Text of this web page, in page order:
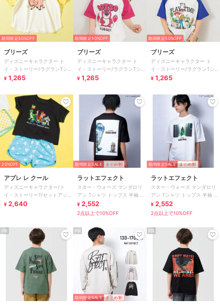
期間限定50%OFF
ブリーズ
ディズニーキャラクター ト
イ・ストーリー/ラグランTシャ
ツ
¥ 1,265
期間限定50%OFF
ブリーズ
ディズニーキャラクター ト
イ・ストーリー/ラグランTシャ
ツ
¥ 1,265
期間限定50%OFF
ブリーズ
ディズニーキャラクター ト
イ・ストーリー/ラグランTシャ
ツ
¥ 1,265
20%OFF
アプレ レ クール
ディズニーキャラクター/ト
イ・ストーリー?/セットアップ
4分丈 吸水速乾 接触冷感
¥ 2,640
期間限定SALE まとめ割
ラットエフェクト
スター・ウォーズ マンダロリ
アン Tシャツ トップス 半袖 カ
ットソー
¥ 2,552
2点以上で10%OFF
期間限定SALE まとめ割
ラットエフェクト
スター・ウォーズ マンダロリ
アン Tシャツ トップス 半袖 カ
ットソー
¥ 2,552
2点以上で10%OFF
PR PR
期間限定SALE まとめ割
PR